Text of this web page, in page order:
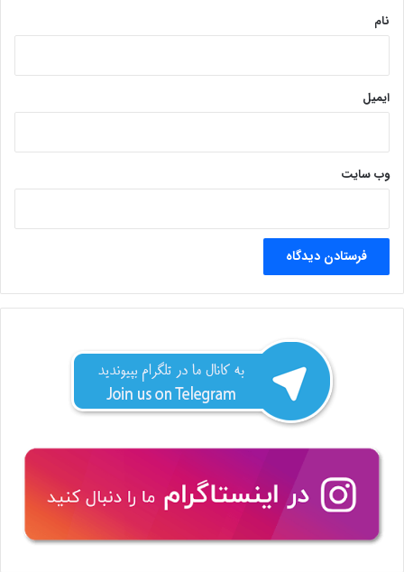
نام
ایمیل
وب‌ سایت